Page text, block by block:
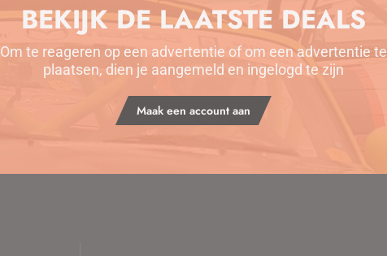
BEKIJK DE LAATSTE DEALS
Om te reageren op een advertentie of om een advertentie te
plaatsen, dien je aangemeld en ingelogd te zijn
Maak een account aan